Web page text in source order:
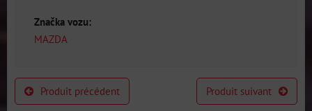
Značka vozu:
MAZDA
Produit précédent Produit suivant